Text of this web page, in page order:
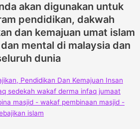
akan digunakan untuk
pendidikan, dakwah
dan kemajuan umat islam
mental di malaysia dan
dunia